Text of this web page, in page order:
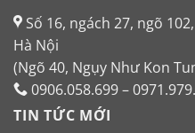
Số 16, ngách 27, ngõ
Hà Nội
(Ngõ 40, Ngụy Như Kon
0906.058.699 –
TIN TỨC MỚI